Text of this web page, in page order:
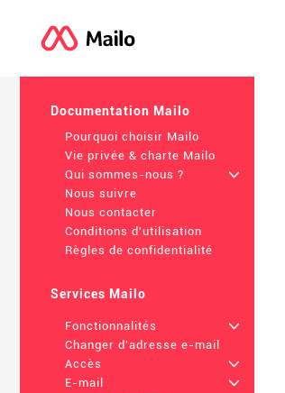
Documentation Mailo
Pourquoi choisir Mailo
Vie privée & charte Mailo
Qui sommes-nous ?
+
Nous suivre
Nous contacter
Conditions d'utilisation
Règles de confidentialité
Services Mailo
Fonctionnalités
+
Changer d'adresse e-mail
Accès
+
E-mail
+